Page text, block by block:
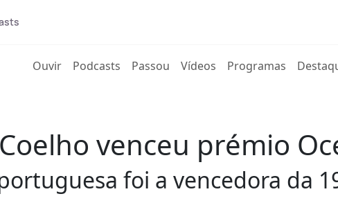
Ouvir(current)
Podcasts Passou Vídeos Programas
venceu prémio
foi a vencedora da